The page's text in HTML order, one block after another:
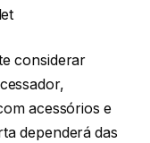
considerar
acessórios e
dependerá das